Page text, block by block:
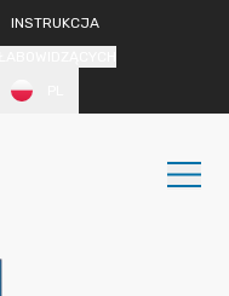
INSTRUKCJA